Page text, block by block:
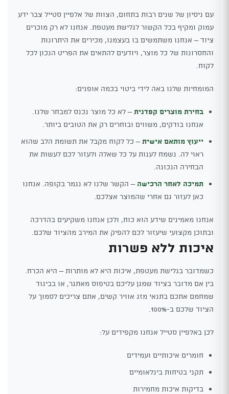
עם ניסיון של שנים רבות בתחום, הצוות של אלפיין סטייל צבר ידע
עמוק ומקיף בכל הקשור לגלישת מעטפת. אנחנו לא רק מוכרים
ציוד – אנחנו משתמשים בו בעצמנו, מכירים את היתרונות
והחסרונות של כל מוצר, ויודעים להתאים את הפריט הנכון לכל
לקוח.
המומחיות שלנו באה לידי ביטוי בכמה אופנים:
בחירת מוצרים קפדנית– לא כל מוצר נכנס למבחר שלנו.
אנחנו בודקים, משווים ובוחרים רק את הטובים ביותר.
ייעוץ מותאם אישית– כל לקוח מקבל את תשומת הלב שהוא
ראוי לה. נשמח לענות על כל שאלה ולעזור לכם לעשות את
הבחירה הנכונה.
תמיכה לאחר הרכישה – הקשר שלנו לא נגמר בקופה. אנחנו
כאן לעזור גם אחרי שהמוצר אצלכם.
אנחנו מאמינים שידע הוא כוח, ולכן אנחנו משקיעים בהדרכה
ובתוכן מקצועי שיעזור לכם להפיק את המירב מהציוד שלכם.
איכות ללא פשרות
כשמדובר בגלישת מעטפת, איכות היא לא מותרות – היא הכרח.
בין אם מדובר בציוד שמגן עליכם בטיפוס מאתגר, או בביגוד
שמחמם אתכם בתנאי מזג אוויר קשים, אתם צריכים לסמוך על
הציוד שלכם ב-100%.
לכן באלפיין סטייל אנחנו מקפידים על:
חומרים איכותיים ועמידים
תקני בטיחות בינלאומיים
בדיקות איכות מחמירות